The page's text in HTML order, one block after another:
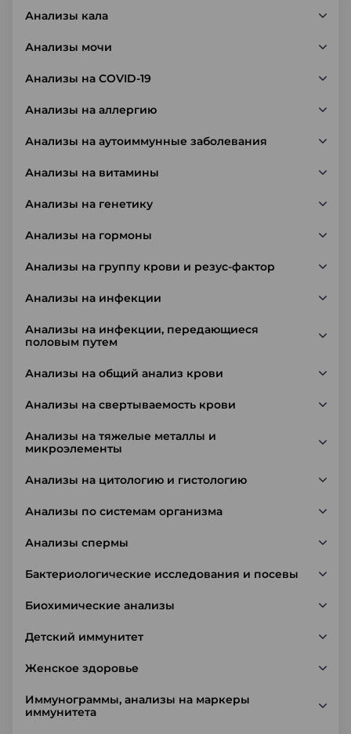
Анализы кала
Анализы мочи
Анализы на COVID-19
Анализы на аллергию
Анализы на аутоиммунные заболевания
Анализы на витамины
Анализы на генетику
Анализы на гормоны
Анализы на группу крови и резус-фактор
Анализы на инфекции
Анализы на инфекции, передающиеся
половым путем
Анализы на общий анализ крови
Анализы на свертываемость крови
Анализы на тяжелые металлы и
микроэлементы
Анализы на цитологию и гистологию
Анализы по системам организма
Анализы спермы
Бактериологические исследования и посевы
Биохимические анализы
Детский иммунитет
Женское здоровье
Иммунограммы, анализы на маркеры
иммунитета